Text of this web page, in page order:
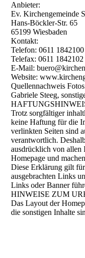
Anbieter:
Ev. Kirchengemeinde
Hans-Böckler-Str. 65
65199 Wiesbaden
Kontakt:
Telefon: 0611 1842100
Telefax: 0611 1842102
E-Mail:
Website:
Quellennachweis
Gabriele Steeg,
Trotz sorgfältiger
keine Haftung für die
verlinkten Seiten sind
verantwortlich.
ausdrücklich von allen
Homepage und
Diese Erklärung gilt
ausgebrachten Links
Links oder Banner
HINWEISE ZUM
Das Layout der
die sonstigen Inhalte